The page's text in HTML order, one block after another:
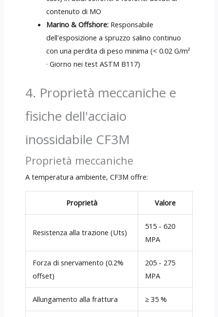
contenuto di MO
Marino & Offshore: Responsabile
dell'esposizione a spruzzo salino continuo
con una perdita di peso minima (< 0.02 G/m²
· Giorno nei test ASTM B117)
4. Proprietà meccaniche e
fisiche dell'acciaio
inossidabile CF3M
Proprietà meccaniche
A temperatura ambiente, CF3M offre:
Proprietà Valore
Resistenza alla trazione (Uts)
515 - 620
MPA
Forza di snervamento (0.2%
offset)
205 - 275
MPA
Allungamento alla frattura ≥ 35 %